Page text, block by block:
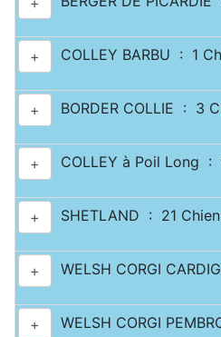
+ COLLEY BARBU : 1
+ BORDER COLLIE : 3
+ COLLEY à Poil Long :
+ SHETLAND : 21
+ WELSH CORGI
+ WELSH CORGI